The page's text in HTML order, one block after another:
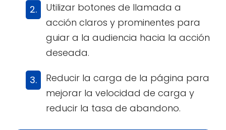
Utilizar botones de llamada a
acción claros y prominentes para
guiar a la audiencia hacia la acción
deseada.
Reducir la carga de la página para
mejorar la velocidad de carga y
reducir la tasa de abandono.